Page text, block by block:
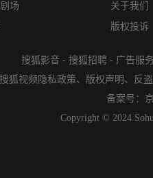
场
关于我们
版权投诉
搜狐影音 - 搜狐招聘 - 广告服务
搜狐视频隐私政策、 版权声明 、 反
备案号：
Copyright © 2024